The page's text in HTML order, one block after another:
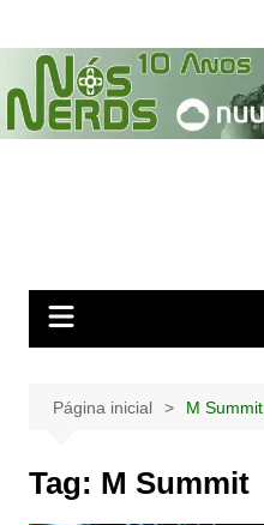
para
conteúdo
Página inicial M Summit
Tag: M Summit